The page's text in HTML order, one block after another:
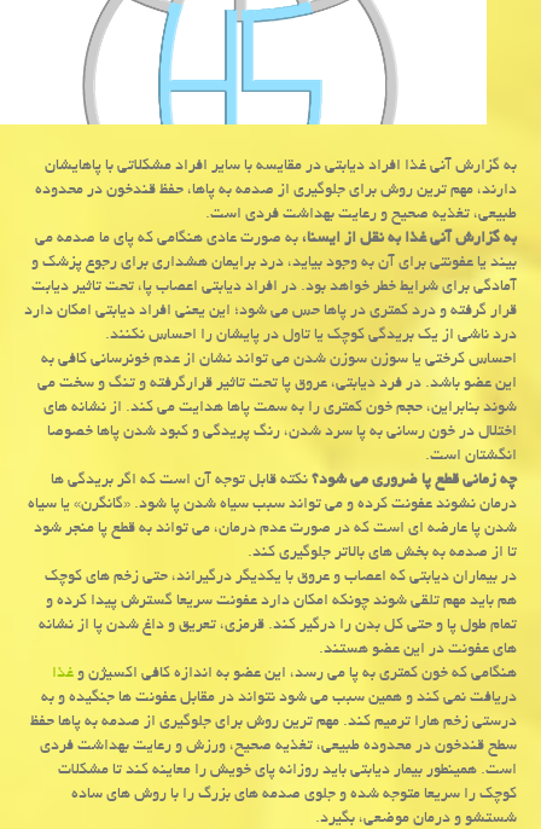
به گزارش آنی غذا افراد دیابتی در مقایسه با سایر افراد مشكلاتی با پاهایشان
دارند، مهم ترین روش برای جلوگیری از صدمه به پاها، حفظ قندخون در محدوده
طبیعی، تغذیه صحیح و رعایت بهداشت فردی است.
به گزارش آنی غذا به نقل از ایسنا،به صورت عادی هنگامی كه پای ما صدمه می
بیند یا عفونتی برای آن به وجود بیاید، درد برایمان هشداری برای رجوع پزشك و
آمادگی برای شرایط خطر خواهد بود. در افراد دیابتی اعصاب پا، تحت تاثیر دیابت
قرار گرفته و درد كمتری در پاها حس می شود؛ این یعنی افراد دیابتی امكان دارد
درد ناشی از یك بریدگی كوچك یا تاول در پایشان را احساس نكنند.
احساس كرختی یا سوزن سوزن شدن می تواند نشان از عدم خونرسانی كافی به
این عضو باشد. در فرد دیابتی، عروق پا تحت تاثیر قرارگرفته و تنگ و سخت می
شوند بنابراین، حجم خون كمتری را به سمت پاها هدایت می كند. از نشانه های
اختلال در خون رسانی به پا سرد شدن، رنگ پریدگی و كبود شدن پاها خصوصا
انگشتان است.
چه زمانی قطع پا ضروری می شود؟نكته قابل توجه آن است كه اگر بریدگی ها
درمان نشوند عفونت كرده و می تواند سبب سیاه شدن پا شود. «گانگرن» یا سیاه
شدن پا عارضه ای است كه در صورت عدم درمان، می تواند به قطع پا منجر شود
تا از صدمه به بخش های بالاتر جلوگیری كند.
در بیماران دیابتی كه اعصاب و عروق با یكدیگر درگیراند، حتی زخم های كوچك
هم باید مهم تلقی شوند چونكه امكان دارد عفونت سریعا گسترش پیدا كرده و
تمام طول پا و حتی كل بدن را درگیر كند. قرمزی، تعریق و داغ شدن پا از نشانه
های عفونت در این عضو هستند.
هنگامی كه خون كمتری به پا می رسد، این عضو به اندازه كافی اكسیژن وغذا
دریافت نمی كند و همین سبب می شود نتواند در مقابل عفونت ها جنگیده و به
درستی زخم هارا ترمیم كند. مهم ترین روش برای جلوگیری از صدمه به پاها حفظ
سطح قندخون در محدوده طبیعی، تغذیه صحیح، ورزش و رعایت بهداشت فردی
است. همینطور بیمار دیابتی باید روزانه پای خویش را معاینه كند تا مشكلات
كوچك را سریعا متوجه شده و جلوی صدمه های بزرگ را با روش های ساده
شستشو و درمان موضعی، بگیرد.